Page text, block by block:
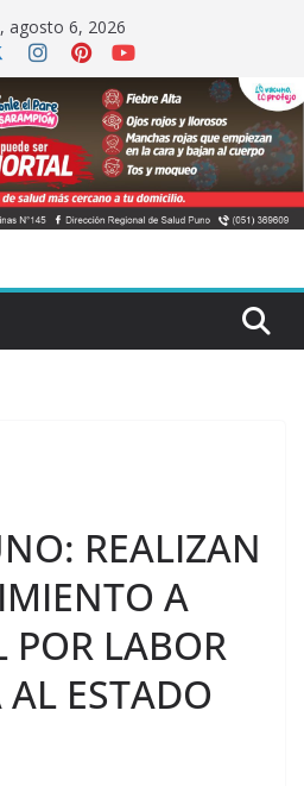
agosto 6, 2026
REALIZAN
A
POR LABOR
AL ESTADO